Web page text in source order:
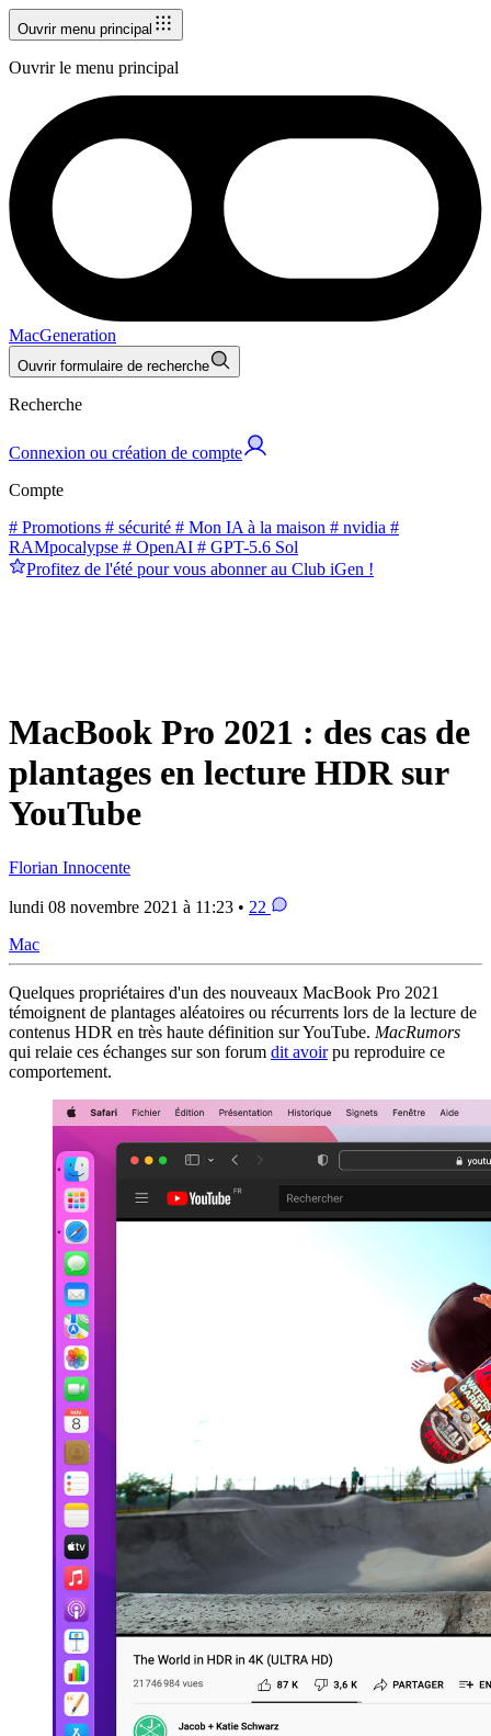
Ouvrir menu principal
Ouvrir le menu principal
MacGeneration
Ouvrir formulaire de recherche
Recherche
Connexion ou création de compte
Compte
# Promotions # sécurité # Mon IA à la maison # nvidia #
RAMpocalypse # OpenAI # GPT-5.6 Sol
Profitez de l'été pour vous abonner au Club iGen !
MacBook Pro 2021 : des cas de
plantages en lecture HDR sur
YouTube
Florian Innocente
lundi 08 novembre 2021 à 11:23 • 22
Mac
Quelques propriétaires d'un des nouveaux MacBook Pro 2021
témoignent de plantages aléatoires ou récurrents lors de la lecture de
contenus HDR en très haute définition sur YouTube. MacRumors
qui relaie ces échanges sur son forum dit avoirpu reproduire ce
comportement.